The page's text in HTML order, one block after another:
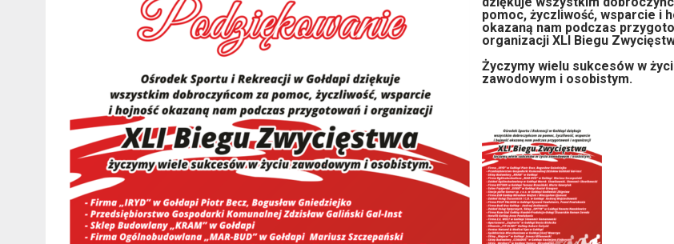
pomoc, życzliwość, wsparcie i
okazaną nam podczas
organizacji XLI Biegu
Życzymy wielu sukcesów w
zawodowym i osobistym.